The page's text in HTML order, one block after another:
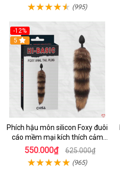
(995)
-12%
Hot
5
Phích hậu môn silicon Foxy đuôi
cáo mềm mại kích thích cảm
giác mới
550.000₫ 625.000₫
(965)